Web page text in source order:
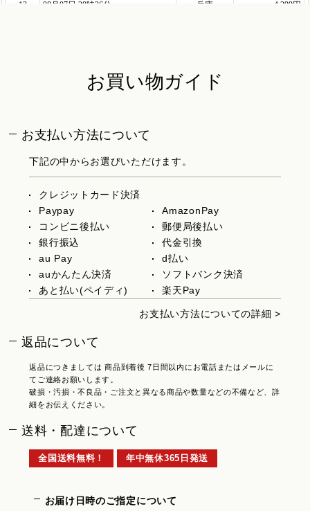
お買い物ガイド
お支払い方法について
下記の中からお選びいただけます。
クレジットカード決済
Paypay
AmazonPay
コンビニ後払い
郵便局後払い
銀行振込
代金引換
au Pay
d払い
auかんたん決済
ソフトバンク決済
あと払い(ペイディ)
楽天Pay
お支払い方法についての詳細 >
返品について
返品につきましては 商品到着後 7日間以内にお電話またはメールに
てご連絡お願いします。
破損・汚損・不良品・ご注文と異なる商品や数量などの不備など、詳
細をお伝えください。
送料・配達について
全国送料無料！ 年中無休365日発送
お届け日時のご指定について